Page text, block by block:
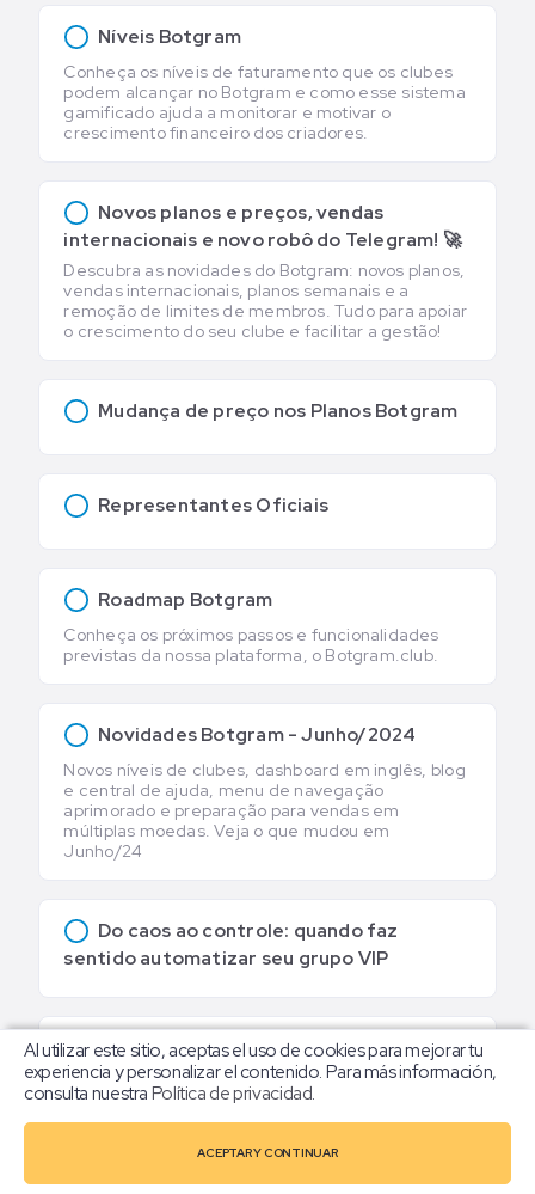
Al utilizar este sitio, aceptas el uso de cookies para mejorar tu
experiencia y personalizar el contenido. Para más información,
consulta nuestra Política de privacidad.
ACEPTAR Y CONTINUAR
Níveis Botgram
Conheça os níveis de faturamento que os clubes
podem alcançar no Botgram e como esse sistema
gamificado ajuda a monitorar e motivar o
crescimento financeiro dos criadores.
Novos planos e preços, vendas
internacionais e novo robô do Telegram! 🚀
Descubra as novidades do Botgram: novos planos,
vendas internacionais, planos semanais e a
remoção de limites de membros. Tudo para apoiar
o crescimento do seu clube e facilitar a gestão!
Mudança de preço nos Planos Botgram
Representantes Oficiais
Roadmap Botgram
Conheça os próximos passos e funcionalidades
previstas da nossa plataforma, o Botgram.club.
Novidades Botgram - Junho/2024
Novos níveis de clubes, dashboard em inglês, blog
e central de ajuda, menu de navegação
aprimorado e preparação para vendas em
múltiplas moedas. Veja o que mudou em
Junho/24
Do caos ao controle: quando faz
sentido automatizar seu grupo VIP
Métricas simples que todo dono de
grupo VIP deveria acompanhar
Os primeiros 7 minutos no grupo